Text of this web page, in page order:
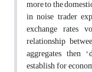
more to the
in noise trader
exchange rates
relationship
aggregates, then
establish for